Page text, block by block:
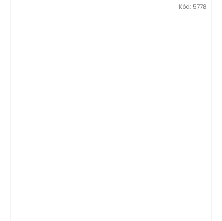
Kód: 5778